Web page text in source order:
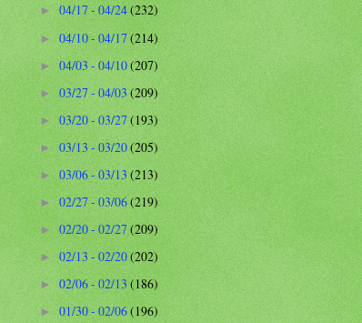
►04/17 - 04/24(232)
►04/10 - 04/17(214)
►04/03 - 04/10(207)
►03/27 - 04/03(209)
► 03/20 - 03/27(193)
►03/13 - 03/20(205)
►03/06 - 03/13(213)
►02/27 - 03/06(219)
► 02/20 - 02/27(209)
►02/13 - 02/20(202)
►02/06 - 02/13(186)
►01/30 - 02/06(196)